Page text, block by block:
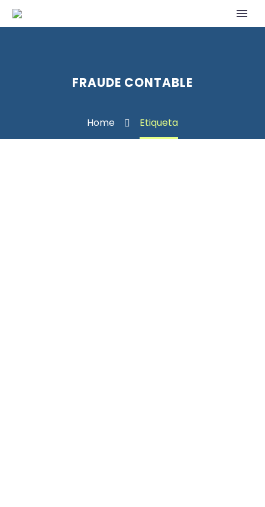
FRAUDE CONTABLE
Home Etiqueta